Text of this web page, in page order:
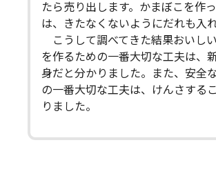
たら売り出します。かまぼこを作
は、きたなくないようにだれも入れ
こうして調べてきた結果おいし
を作るための一番大切な工夫は、
身だと分かりました。また、安全
の一番大切な工夫は、けんさする
りました。